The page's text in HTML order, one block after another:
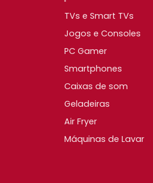
TVs e Smart TVs
Jogos e Consoles
PC Gamer
Smartphones
Caixas de som
Geladeiras
Air Fryer
Máquinas de Lavar